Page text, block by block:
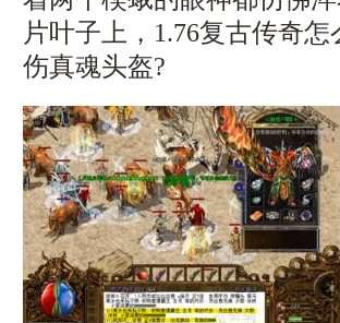
片叶子上，1.76复古传奇
伤真魂头盔?